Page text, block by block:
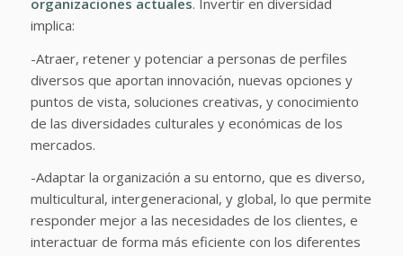
implica:
-Atraer, retener y potenciar a personas de perfiles
diversos que aportan innovación, nuevas opciones y
puntos de vista, soluciones creativas, y conocimiento
de las diversidades culturales y económicas de los
mercados.
-Adaptar la organización a su entorno, que es diverso,
multicultural, intergeneracional, y global, lo que permite
responder mejor a las necesidades de los clientes, e
interactuar de forma más eficiente con los diferentes